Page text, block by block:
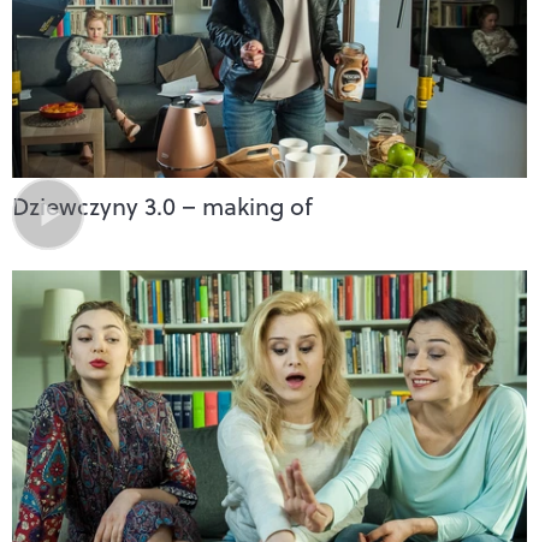
Dziewczyny 3.0 – making of